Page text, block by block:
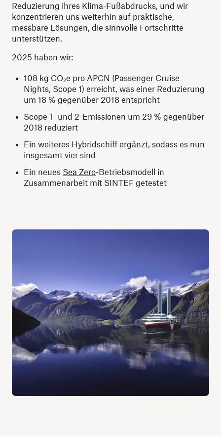
Reduzierung ihres Klima-Fußabdrucks, und wir
konzentrieren uns weiterhin auf praktische,
messbare Lösungen, die sinnvolle Fortschritte
unterstützen.
2025 haben wir:
108 kg CO₂e pro APCN (Passenger Cruise
Nights, Scope 1) erreicht, was einer Reduzierung
um 18 % gegenüber 2018 entspricht
Scope 1- und 2-Emissionen um 29 % gegenüber
2018 reduziert
Ein weiteres Hybridschiff ergänzt, sodass es nun
insgesamt vier sind
Ein neues Sea Zero-Betriebsmodell in
Zusammenarbeit mit SINTEF getestet